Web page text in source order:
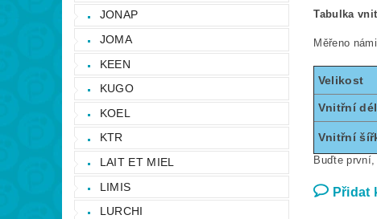
JONAP
JOMA
KEEN
KUGO
KOEL
KTR
LAIT ET MIEL
LIMIS
LURCHI
Tabulka
Měřeno
Velikost
Vnitřní
Vnitřní
Buďte
Přidat